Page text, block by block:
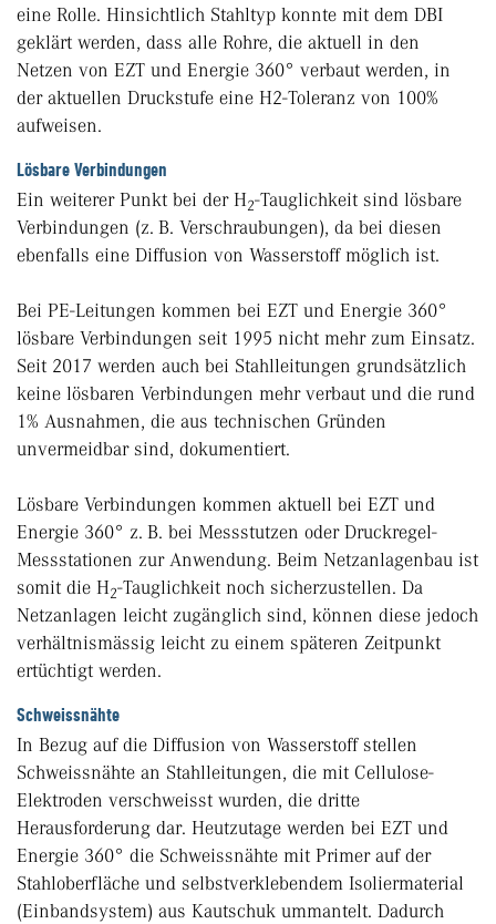
eine Rolle. Hinsichtlich Stahltyp konnte mit dem DBI
geklärt werden, dass alle Rohre, die aktuell in den
Netzen von EZT und Energie 360° verbaut werden, in
der aktuellen Druckstufe eine H2-Toleranz von 100%
aufweisen.
Lösbare Verbindungen
Ein weiterer Punkt bei der H2-Tauglichkeit sind lösbare
Verbindungen (z. B. Verschraubungen), da bei diesen
ebenfalls eine Diffusion von Wasserstoff möglich ist.
Bei PE-Leitungen kommen bei EZT und Energie 360°
lösbare Verbindungen seit 1995 nicht mehr zum Einsatz.
Seit 2017 werden auch bei Stahlleitungen grundsätzlich
keine lösbaren Verbindungen mehr verbaut und die rund
1% Ausnahmen, die aus technischen Gründen
unvermeidbar sind, dokumentiert.
Lösbare Verbindungen kommen aktuell bei EZT und
Energie 360° z. B. bei Messstutzen oder Druckregel-
Messstationen zur Anwendung. Beim Netzanlagenbau ist
somit die H2-Tauglichkeit noch sicherzustellen. Da
Netzanlagen leicht zugänglich sind, können diese jedoch
verhältnismässig leicht zu einem späteren Zeitpunkt
ertüchtigt werden.
Schweissnähte
In Bezug auf die Diffusion von Wasserstoff stellen
Schweissnähte an Stahlleitungen, die mit Cellulose-
Elektroden verschweisst wurden, die dritte
Herausforderung dar. Heutzutage werden bei EZT und
Energie 360° die Schweissnähte mit Primer auf der
Stahloberfläche und selbstverklebendem Isoliermaterial
(Einbandsystem) aus Kautschuk ummantelt. Dadurch